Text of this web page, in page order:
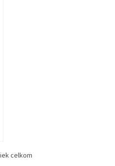
Ocelkom